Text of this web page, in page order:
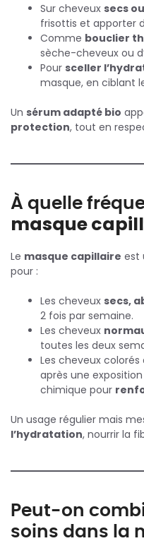
Sur cheveux secs
frisottis et apporter
Comme bouclier
sèche-cheveux ou
Pour sceller
masque, en ciblant
Un sérum adapté bio
protection, tout en
À quelle
masque
Le masque capillaire est
pour :
Les cheveux secs,
2 fois par semaine.
Les cheveux
toutes les deux
Les cheveux
après une
chimique pour
Un usage régulier mais
l’hydratation, nourrir la
Peut-on
soins dans la